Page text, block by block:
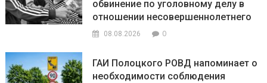
обвинение по уголовному делу в
отношении несовершеннолетнего
08.08.2026 0
ГАИ Полоцкого РОВД напоминает о
необходимости соблюдения